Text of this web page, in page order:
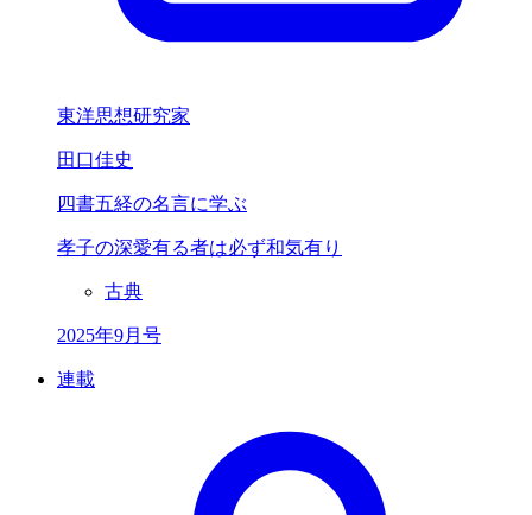
東洋思想研究家
田口佳史
四書五経の名言に学ぶ
孝子の深愛有る者は必ず和気有り
古典
2025年9月号
連載